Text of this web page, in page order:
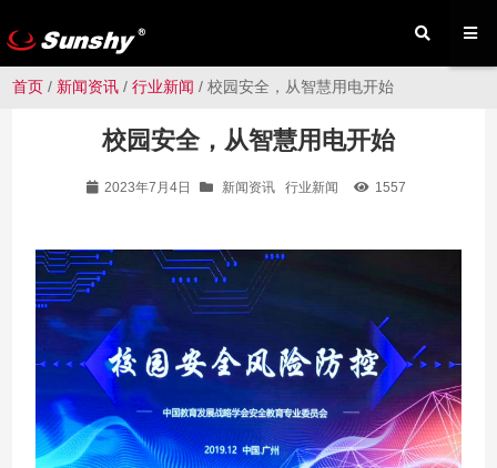
首页 / 新闻资讯 /行业新闻 / 校园安全，从智慧用电开始
校园安全，从智慧用电开始
2023年7月4日 新闻资讯 行业新闻 1557